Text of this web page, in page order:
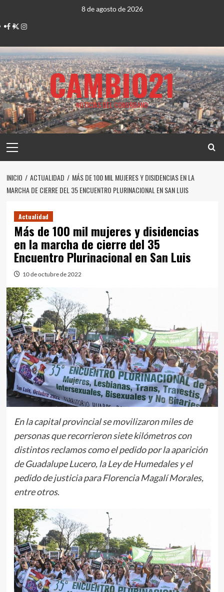
contenido
8 de agosto de 2026
Facebook
TwitterInstagram
CAMBIO21
NOTICIAS DEL CONURBANO
principal
INICIO ACTUALIDAD
MÁS DE 100 MIL MUJERES Y DISIDENCIAS EN LA
MARCHA DE CIERRE DEL 35 ENCUENTRO PLURINACIONAL EN SAN LUIS
Actualidad
Más de 100 mil mujeres y disidencias
en la marcha de cierre del 35
Encuentro Plurinacional en San Luis
10 de octubre de 2022
En la capital provincial se movilizaron miles de
personas que recorrieron siete kilómetros con
distintos reclamos como el pedido por la aparición
de Guadalupe Lucero, la Ley de Humedales y el
pedido de justicia para Florencia Magalí Morales,
entre otros.